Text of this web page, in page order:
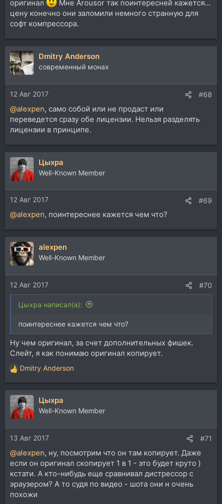
оригинал
Мне Аrousor так поинтересней кажется...
цену конечно они заломили немного странную для
софт компрессора.
Dmitry Anderson
современный монах
12 Авг 2017 #68
@alexpen, само собой или не продаст или
переведется сразу обе лицензии. Нельзя разделять
лицензии в принципе.
Цыхра
Well-Known Member
12 Авг 2017 #69
@alexpen, поинтереснее кажется чем что?
alexpen
Well-Known Member
12 Авг 2017 #70
Цыхра написал(а):
поинтереснее кажется чем что?
Ну чем оригинал, за счет дополнительных фишек.
Слейт, я как понимаю оригинал копирует.
Р
е
а
к
ц
и
и
:
Dmitry Anderson
Цыхра
Well-Known Member
13 Авг 2017 #71
@alexpen, ну, посмотрим что он там копирует. Даже
если он оригинал скопирует 1 в 1 - это будет круто )
кстати. А кто-нибудь еще сравнивал дистрессор с
эраузером? А то судя по видео - шота они н очень
похожи